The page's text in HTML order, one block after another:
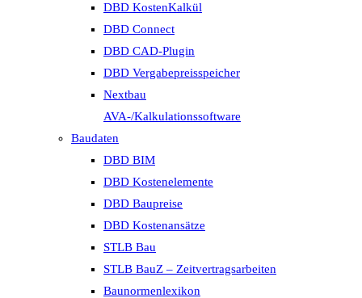
DBD KostenKalkül
DBD Connect
DBD CAD-Plugin
DBD Vergabepreisspeicher
Nextbau
AVA-/Kalkulationssoftware
Baudaten
DBD BIM
DBD Kostenelemente
DBD Baupreise
DBD Kostenansätze
STLB Bau
STLB BauZ – Zeitvertragsarbeiten
Baunormenlexikon